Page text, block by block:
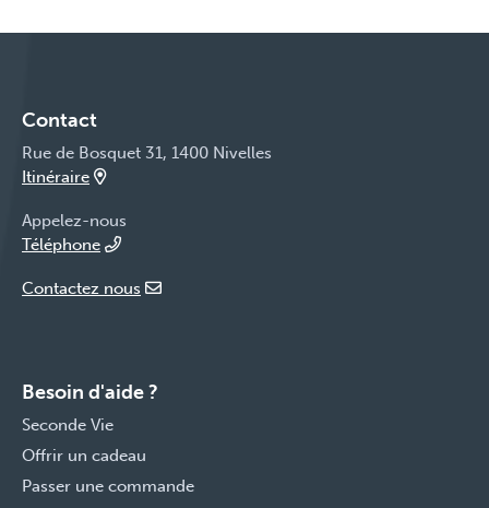
Contact
Rue de Bosquet 31, 1400 Nivelles
Itinéraire
Appelez-nous
Téléphone
Contactez nous
Besoin d'aide ?
Seconde Vie
Offrir un cadeau
Passer une commande